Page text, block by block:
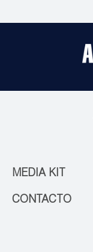
MEDIA KIT
CONTACTO